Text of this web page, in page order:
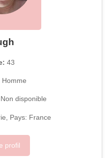
43
Homme
Non disponible
Pays: France
profil